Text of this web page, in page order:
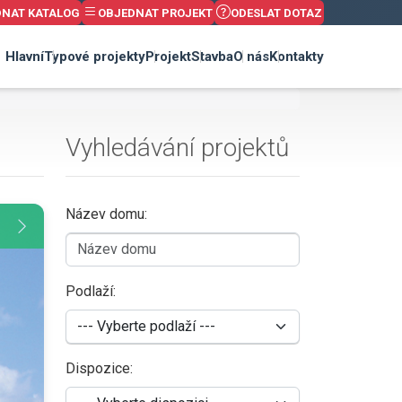
KATALOG OBJEDNAT PROJEKT ODESLAT DOTAZ
HlavníTypové projektyProjektStavbaO násKontakty
Vyhledávání projektů
Název domu:
Podlaží:
Dispozice: